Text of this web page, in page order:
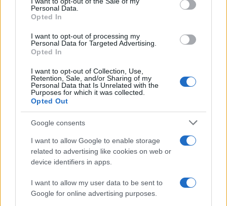
Personal Data.
Opted In
I want to opt-out of processing my
Personal Data for Targeted Advertising.
Opted In
I want to opt-out of Collection, Use,
Retention, Sale, and/or Sharing of my
Personal Data that Is Unrelated with the
Purposes for which it was collected.
Opted Out
Google consents
I want to allow Google to enable storage
related to advertising like cookies on web or
device identifiers in apps.
I want to allow my user data to be sent to
Google for online advertising purposes.
NECROLOGIE
Mario Malu
Paolo Pinna
Martina Agostina Diturco